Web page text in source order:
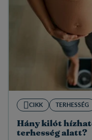
CIKK TERHESSÉG
Hány kilót
terhesség alatt?